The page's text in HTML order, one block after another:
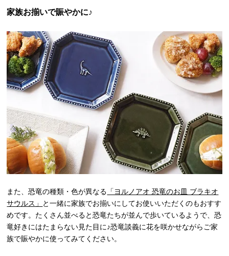
家族お揃いで賑やかに♪
また、恐竜の種類・色が異なる 「ヨルノアオ 恐竜のお皿 ブラキオ
サウルス」 と一緒に家族でお揃いにしてお使いいただくのもおすす
めです。たくさん並べると恐竜たちが並んで歩いているようで、恐
竜好きにはたまらない見た目に♪恐竜談義に花を咲かせながらご家
族で賑やかに使ってみてください。